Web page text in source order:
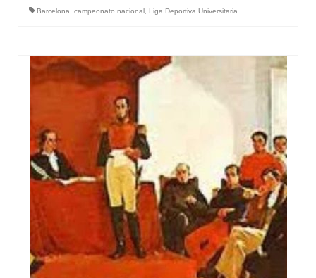
Barcelona campeonato nacional Liga Deportiva Universitaria